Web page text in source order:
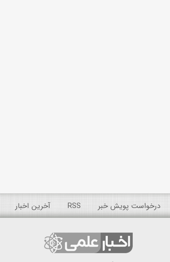
درخواست پویش خبر RSS آخرین اخبار